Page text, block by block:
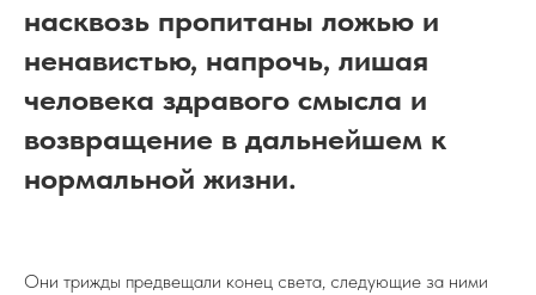
насквозь пропитаны ложью и
ненавистью, напрочь, лишая
человека здравого смысла и
возвращение в дальнейшем к
нормальной жизни.
Они трижды предвещали конец света, следующие за ними